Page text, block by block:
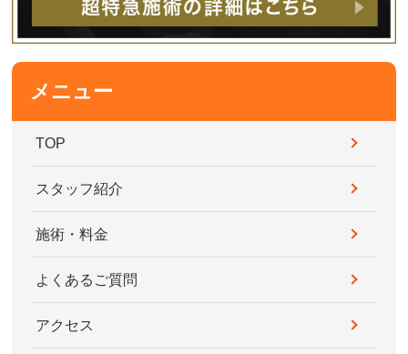
メニュー
TOP
スタッフ紹介
施術・料金
よくあるご質問
アクセス